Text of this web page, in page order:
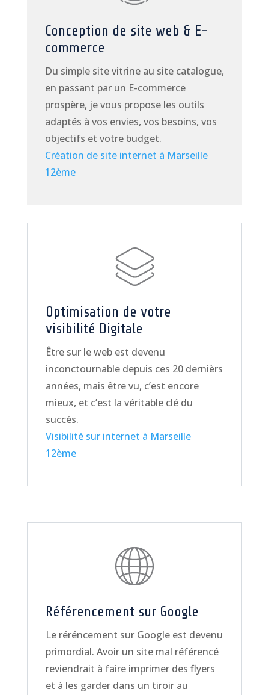
Conception de site web & E-
commerce
Du simple site vitrine au site catalogue,
en passant par un E-commerce
prospère, je vous propose les outils
adaptés à vos envies, vos besoins, vos
objectifs et votre budget.
Création de site internet à Marseille
12ème
Optimisation de votre
visibilité Digitale
Être sur le web est devenu
inconctournable depuis ces 20 dernièrs
années, mais être vu, c’est encore
mieux, et c’est la véritable clé du
succés.
Visibilité sur internet à Marseille
12ème
Référencement sur Google
Le réréncement sur Google est devenu
primordial. Avoir un site mal référencé
reviendrait à faire imprimer des flyers
et à les garder dans un tiroir au